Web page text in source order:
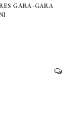
GARA-GARA